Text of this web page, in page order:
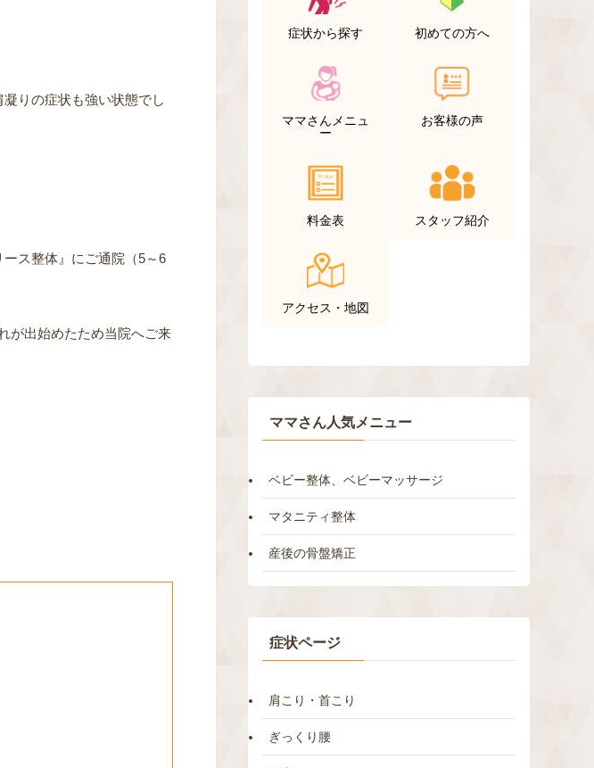
りの症状も強い状態でし
ス整体』にご通院（5～6
が出始めたため当院へご来
症状から探す 初めての方へ
ママさんメニュ
ー
お客様の声
料金表 スタッフ紹介
アクセス・地図
ママさん人気メニュー
ベビー整体、ベビーマッサージ
マタニティ整体
産後の骨盤矯正
症状ページ
肩こり・首こり
ぎっくり腰